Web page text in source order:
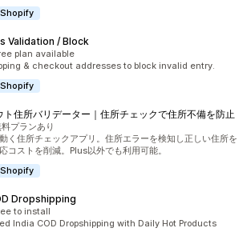
Validation / Block
plan available
& checkout addresses to block invalid entry.
ト住所バリデーター｜住所チェックで住所不備を防止
プランあり
く住所チェックアプリ。住所エラーを検知し正しい住所を
コストを削減。Plus以外でも利用可能。
Dropshipping
to install
India COD Dropshipping with Daily Hot Products